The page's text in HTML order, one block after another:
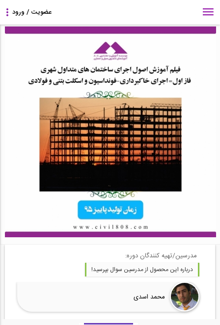
مدرسین/تهیه کنندگان دوره:
درباره این محصول از مدرسین سوال بپرسید!
محمد اسدی